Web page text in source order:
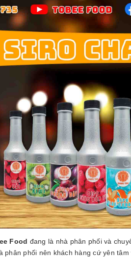
Food đang là nhà phân phối và
phân phối nên khách hàng cứ yên tâm